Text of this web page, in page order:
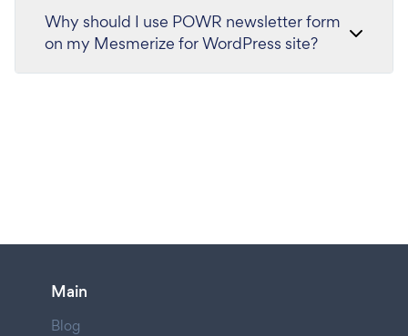
Why should I use POWR newsletter form
on my Mesmerize for WordPress site?
Main
Blog